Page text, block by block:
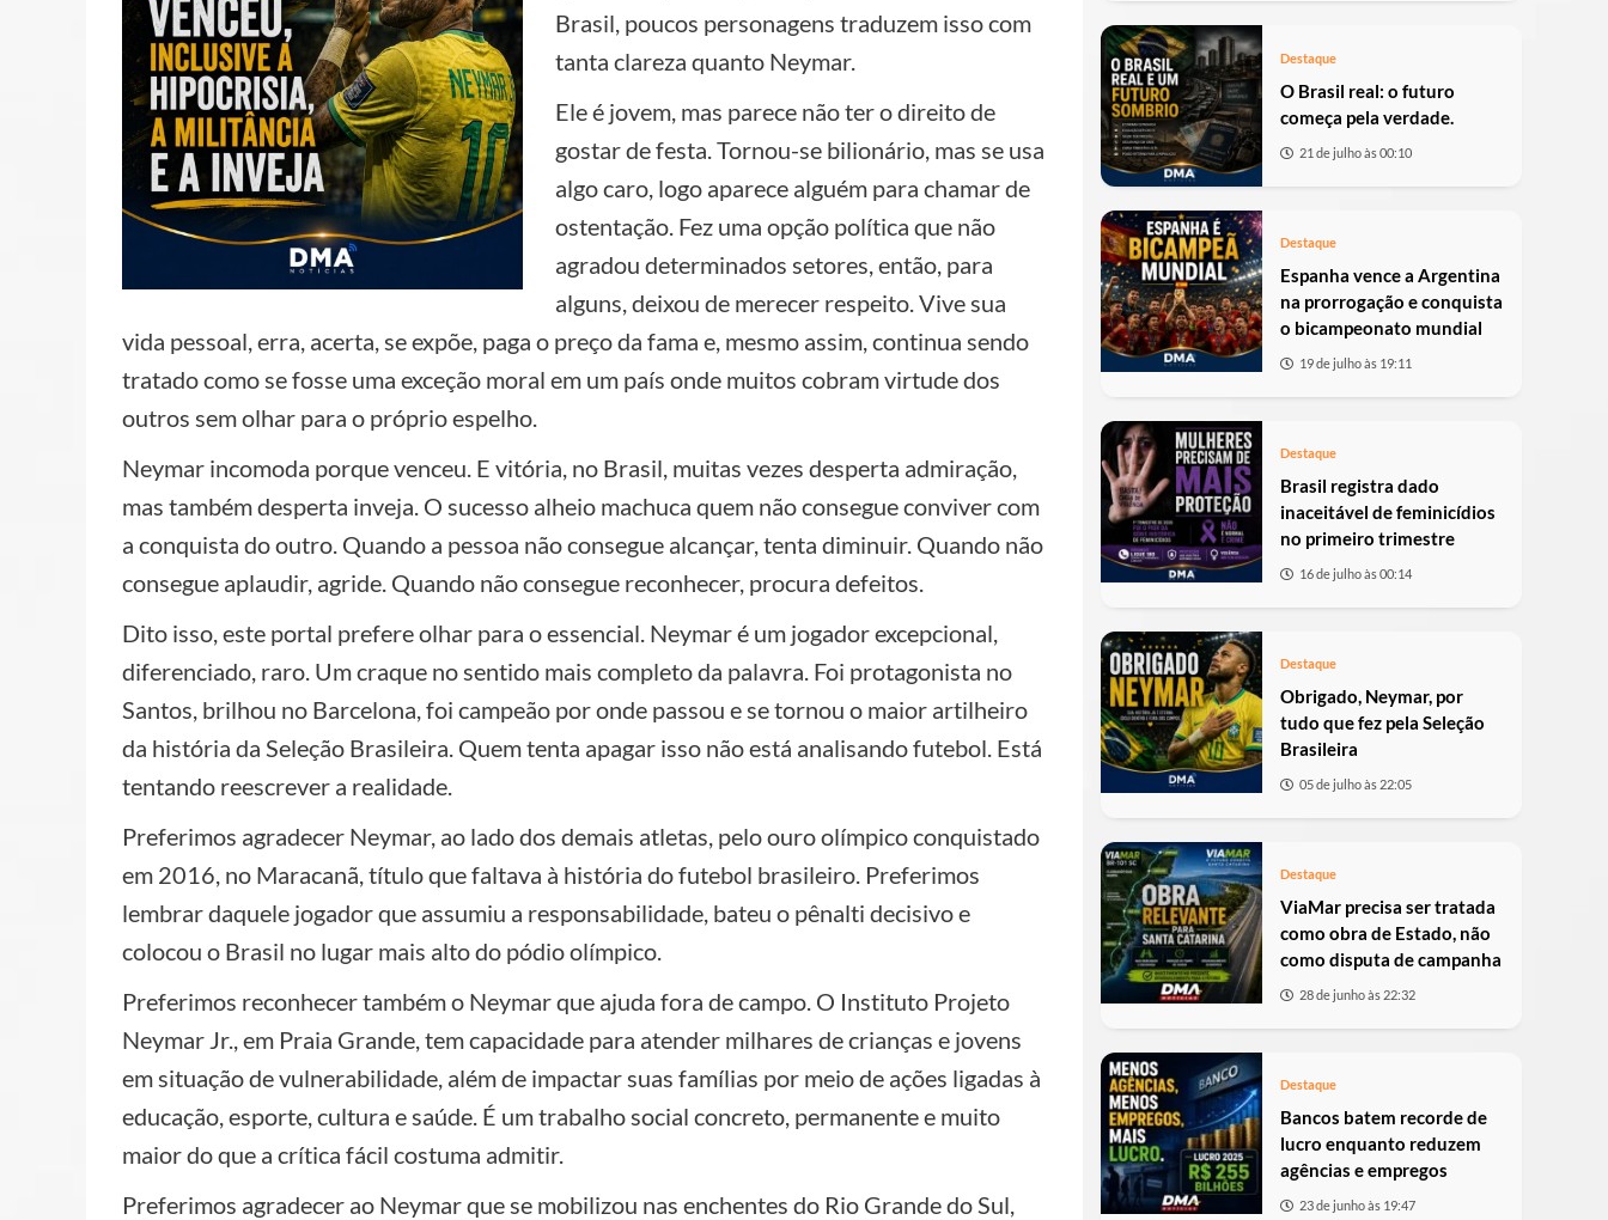
Brasil, poucos personagens traduzem isso com
tanta clareza quanto Neymar.
Ele é jovem, mas parece não ter o direito de
gostar de festa. Tornou-se bilionário, mas se usa
algo caro, logo aparece alguém para chamar de
ostentação. Fez uma opção política que não
agradou determinados setores, então, para
alguns, deixou de merecer respeito. Vive sua
vida pessoal, erra, acerta, se expõe, paga o preço da fama e, mesmo assim, continua sendo
tratado como se fosse uma exceção moral em um país onde muitos cobram virtude dos
outros sem olhar para o próprio espelho.
Neymar incomoda porque venceu. E vitória, no Brasil, muitas vezes desperta admiração,
mas também desperta inveja. O sucesso alheio machuca quem não consegue conviver com
a conquista do outro. Quando a pessoa não consegue alcançar, tenta diminuir. Quando não
consegue aplaudir, agride. Quando não consegue reconhecer, procura defeitos.
Dito isso, este portal prefere olhar para o essencial. Neymar é um jogador excepcional,
diferenciado, raro. Um craque no sentido mais completo da palavra. Foi protagonista no
Santos, brilhou no Barcelona, foi campeão por onde passou e se tornou o maior artilheiro
da história da Seleção Brasileira. Quem tenta apagar isso não está analisando futebol. Está
tentando reescrever a realidade.
Preferimos agradecer Neymar, ao lado dos demais atletas, pelo ouro olímpico conquistado
em 2016, no Maracanã, título que faltava à história do futebol brasileiro. Preferimos
lembrar daquele jogador que assumiu a responsabilidade, bateu o pênalti decisivo e
colocou o Brasil no lugar mais alto do pódio olímpico.
Preferimos reconhecer também o Neymar que ajuda fora de campo. O Instituto Projeto
Neymar Jr., em Praia Grande, tem capacidade para atender milhares de crianças e jovens
em situação de vulnerabilidade, além de impactar suas famílias por meio de ações ligadas à
educação, esporte, cultura e saúde. É um trabalho social concreto, permanente e muito
maior do que a crítica fácil costuma admitir.
Preferimos agradecer ao Neymar que se mobilizou nas enchentes do Rio Grande do Sul,
Destaque
O Brasil real: o futuro
começa pela verdade.
21 de julho às 00:10
Destaque
Espanha vence a Argentina
na prorrogação e conquista
o bicampeonato mundial
19 de julho às 19:11
Destaque
Brasil registra dado
inaceitável de feminicídios
no primeiro trimestre
16 de julho às 00:14
Destaque
Obrigado, Neymar, por
tudo que fez pela Seleção
Brasileira
05 de julho às 22:05
Destaque
ViaMar precisa ser tratada
como obra de Estado, não
como disputa de campanha
28 de junho às 22:32
Destaque
Bancos batem recorde de
lucro enquanto reduzem
agências e empregos
23 de junho às 19:47